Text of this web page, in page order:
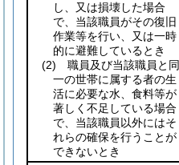
し、又は損壊した場合
で、当該職員がその復旧
作業等を行い、又は一時
的に避難しているとき
(2) 職員及び当該職員と同
一の世帯に属する者の生
活に必要な水、食料等が
著しく不足している場合
で、当該職員以外にはそ
れらの確保を行うことが
できないとき